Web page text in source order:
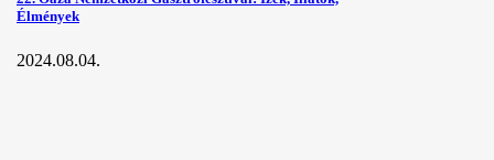
Élmények
2024.08.04.